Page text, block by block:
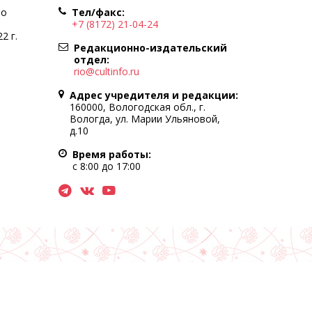
г.
Тел/факс:
+7 (8172) 21-04-24
Редакционно-издательский
отдел:
rio@cultinfo.ru
Адрес учредителя и редакции:
160000, Вологодская обл., г.
Вологда, ул. Марии Ульяновой,
д.10
Время работы:
с 8:00 до 17:00